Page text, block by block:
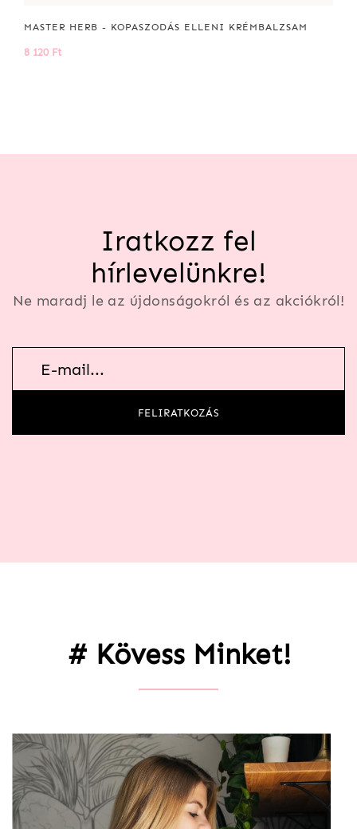
MASTER HERB - KOPASZODÁS ELLENI KRÉMBALZSAM
8 120 Ft
Iratkozz fel
hírlevelünkre!
Ne maradj le az újdonságokról és az akciókról!
feliratkozás
FELIRATKOZÁS
# Kövess Minket!